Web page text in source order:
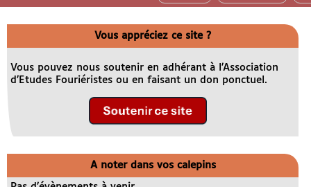
Vous appréciez ce site ?
Vous pouvez nous soutenir en adhérant à l’Association
d’Etudes Fouriéristes ou en faisant un don ponctuel.
A noter dans vos calepins